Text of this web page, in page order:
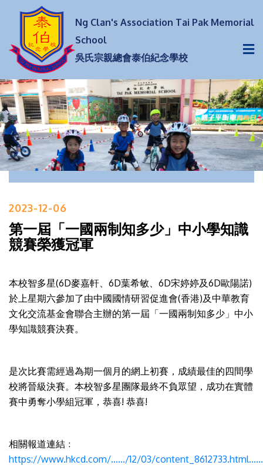
Ng Clan's Association Tai Pak Memorial
School
吳氏宗親總會泰伯紀念學校
2023-12-06
第一屆「一國兩制知多少」中小學知識
競賽榮獲冠軍
本校智多星(6D麥嘉軒、6D葉希敏、6D宋婷婷及6D歐陽諾)
於上星期六參加了由中國國情研習促進會(香港)及中華教育
文化交流基金會聯合主辦的第一屆「一國兩制知多少」中小
學知識競賽決賽。
是次比賽需經過為期一個月的網上初賽，成績最佳的四間學
校將晉級決賽。本校智多星團隊最終不負眾望，成功在實體
賽中勇奪小學組冠軍，恭喜! 恭喜!
相關報道連結﹕
https://www.hkcd.com/....../12/03/content_8612733.html......